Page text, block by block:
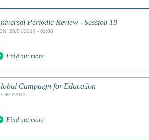
Periodic Review - Session 19
28/04/2014 - 01:00
Find out more
Campaign for Education
DEC/2013
Find out more